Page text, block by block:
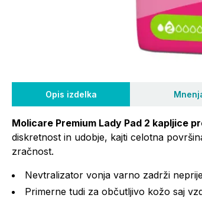
Opis izdelka
Molicare Premium Lady Pad 2 kapljice
diskretnost in udobje, kajti celotna povr
zračnost.
Nevtralizator vonja varno zadrži
Primerne tudi za občutljivo kožo saj